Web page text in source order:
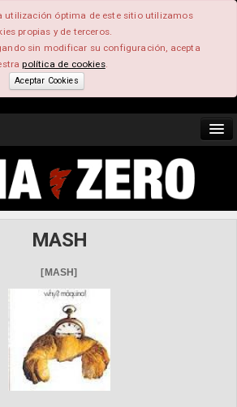
utilización óptima de este sitio utilizamos
propias y de terceros.
sin modificar su configuración, acepta
política de cookies.
Aceptar Cookies
MASH
[MASH]